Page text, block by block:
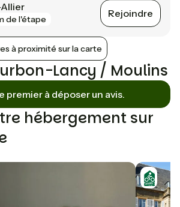
Allier
de l'étape Rejoindre
à proximité sur la carte
Lancy / Moulins
premier à déposer un avis.
hébergement sur